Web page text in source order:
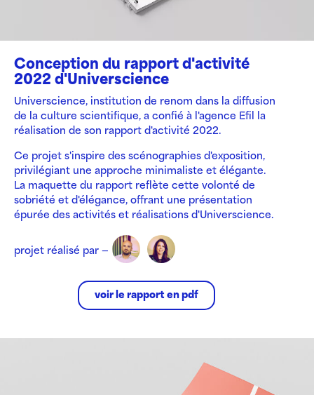
Conception du rapport d'activité
2022 d'Universcience
Universcience, institution de renom dans la diffusion
de la culture scientifique, a confié à l'agence Efil la
réalisation de son rapport d'activité 2022.
Ce projet s'inspire des scénographies d'exposition,
privilégiant une approche minimaliste et élégante.
La maquette du rapport reflète cette volonté de
sobriété et d'élégance, offrant une présentation
épurée des activités et réalisations d'Universcience.
projet réalisé par —
voir le rapport en pdf